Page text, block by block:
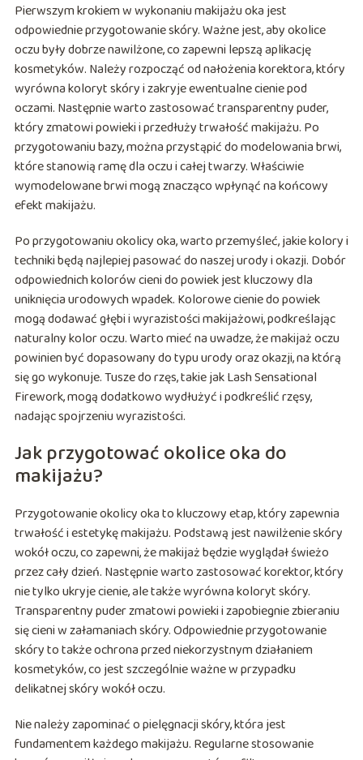
Pierwszym krokiem w wykonaniu makijażu oka jest
odpowiednie przygotowanie skóry. Ważne jest, aby okolice
oczu były dobrze nawilżone, co zapewni lepszą aplikację
kosmetyków. Należy rozpocząć od nałożenia korektora, który
wyrówna koloryt skóry i zakryje ewentualne cienie pod
oczami. Następnie warto zastosować transparentny puder,
który zmatowi powieki i przedłuży trwałość makijażu. Po
przygotowaniu bazy, można przystąpić do modelowania brwi,
które stanowią ramę dla oczu i całej twarzy. Właściwie
wymodelowane brwi mogą znacząco wpłynąć na końcowy
efekt makijażu.
Po przygotowaniu okolicy oka, warto przemyśleć, jakie kolory i
techniki będą najlepiej pasować do naszej urody i okazji. Dobór
odpowiednich kolorów cieni do powiek jest kluczowy dla
uniknięcia urodowych wpadek. Kolorowe cienie do powiek
mogą dodawać głębi i wyrazistości makijażowi, podkreślając
naturalny kolor oczu. Warto mieć na uwadze, że makijaż oczu
powinien być dopasowany do typu urody oraz okazji, na którą
się go wykonuje. Tusze do rzęs, takie jak Lash Sensational
Firework, mogą dodatkowo wydłużyć i podkreślić rzęsy,
nadając spojrzeniu wyrazistości.
Jak przygotować okolice oka do
makijażu?
Przygotowanie okolicy oka to kluczowy etap, który zapewnia
trwałość i estetykę makijażu. Podstawą jest nawilżenie skóry
wokół oczu, co zapewni, że makijaż będzie wyglądał świeżo
przez cały dzień. Następnie warto zastosować korektor, który
nie tylko ukryje cienie, ale także wyrówna koloryt skóry.
Transparentny puder zmatowi powieki i zapobiegnie zbieraniu
się cieni w załamaniach skóry. Odpowiednie przygotowanie
skóry to także ochrona przed niekorzystnym działaniem
kosmetyków, co jest szczególnie ważne w przypadku
delikatnej skóry wokół oczu.
Nie należy zapominać o pielęgnacji skóry, która jest
fundamentem każdego makijażu. Regularne stosowanie